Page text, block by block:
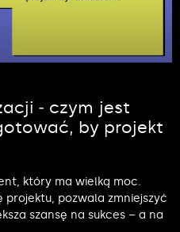
‒ czym jest
by projekt
który ma wielką moc.
projektu, pozwala zmniejszyć
szansę na sukces – a na